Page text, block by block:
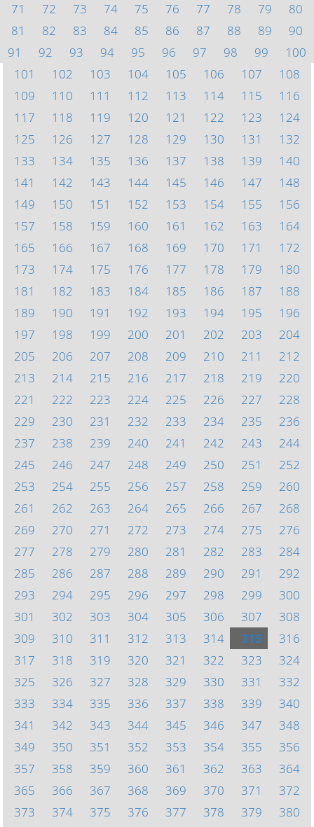
71
72 73 74 75 76 77 78 79
80
81
82 83 84 85 86 87 88 89
90
91
92 93 94 95 96 97 98 99
100
101
102 103 104 105 106 107
108
109
110 111 112 113 114 115
116
117
118 119 120 121 122 123
124
125
126 127 128 129 130 131
132
133
134 135 136 137 138 139
140
141
142 143 144 145 146 147
148
149
150 151 152 153 154 155
156
157
158 159 160 161 162 163
164
165
166 167 168 169 170 171
172
173
174 175 176 177 178 179
180
181
182 183 184 185 186 187
188
189
190 191 192 193 194 195
196
197
198 199 200 201 202 203
204
205
206 207 208 209 210 211
212
213
214 215 216 217 218 219
220
221
222 223 224 225 226 227
228
229
230 231 232 233 234 235
236
237
238 239 240 241 242 243
244
245
246 247 248 249 250 251
252
253
254 255 256 257 258 259
260
261
262 263 264 265 266 267
268
269
270 271 272 273 274 275
276
277
278 279 280 281 282 283
284
285
286 287 288 289 290 291
292
293
294 295 296 297 298 299
300
301
302 303 304 305 306 307
308
309
310 311 312 313 314 315
316
317
318 319 320 321 322 323
324
325
326 327 328 329 330 331
332
333
334 335 336 337 338 339
340
341
342 343 344 345 346 347
348
349
350 351 352 353 354 355
356
357
358 359 360 361 362 363
364
365
366 367 368 369 370 371
372
373
374 375 376 377 378 379
380